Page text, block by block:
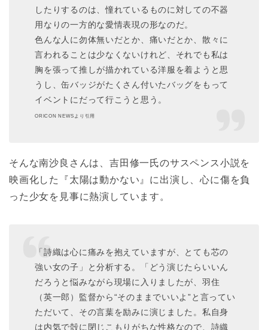
したりするのは、憧れているものに対しての不器
用なりの一方的な愛情表現の形なのだ。
色んな人に勿体無いだとか、痛いだとか、散々に
言われることは少なくないけれど、それでも私は
胸を張って推しが描かれている洋服を着ようと思
うし、缶バッジがたくさん付いたバッグをもって
イベントにだって行こうと思う。
ORICON NEWSより引用
そんな南沙良さんは、吉田修一氏のサスペンス小説を
映画化した『太陽は動かない』に出演し、心に傷を負
った少女を見事に熱演しています。
「詩織は心に痛みを抱えていますが、とても芯の
強い女の子」と分析する。「どう演じたらいいん
だろうと悩みながら現場に入りましたが、羽住
（英一郎）監督から“そのままでいいよ”と言ってい
ただいて、その言葉を励みに演じました。私自身
は内気で殻に閉じこもりがちな性格なので、詩織